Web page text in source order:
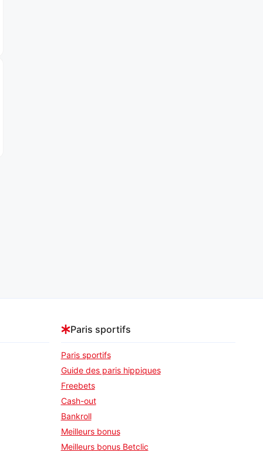
Paris sportifs
Paris sportifs
Guide des paris hippiques
Freebets
Cash-out
Bankroll
Meilleurs bonus
Meilleurs bonus Betclic